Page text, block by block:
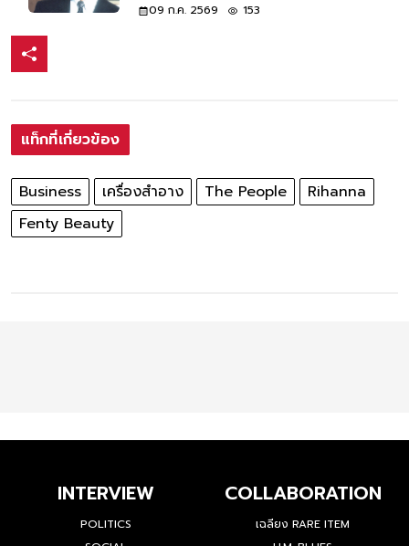
09 ก.ค. 2569 153
แท็กที่เกี่ยวข้อง
Business เครื่องสำอาง The People
Rihanna
Fenty Beauty
INTERVIEW
POLITICS
COLLABORATION
เฉลียง RARE ITEM